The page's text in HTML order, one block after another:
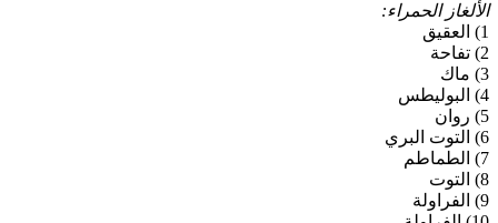
الألغاز الحمراء:
1) العقيق
2) تفاحة
3) ماك
4) البوليطس
5) روان
6) التوت البري
7) الطماطم
8) التوت
9) الفراولة